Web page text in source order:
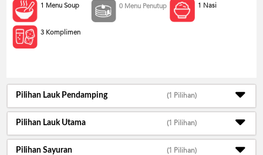
LOGIN
DAFTAR
1 Menu Soup 0 Menu Penutup 1 Nasi
3 Komplimen
Pilihan Lauk Pendamping (1 Pilihan)
Pilihan Lauk Utama (1 Pilihan)
Pilihan Sayuran (1 Pilihan)